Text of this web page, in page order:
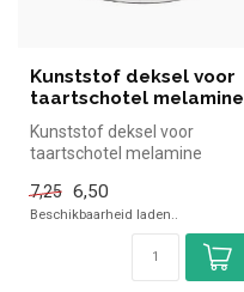
Kunststof deksel voor
taartschotel melamine
Kunststof deksel voor
taartschotel melamine
de hore...
7,25 6,50
Beschikbaarheid laden..